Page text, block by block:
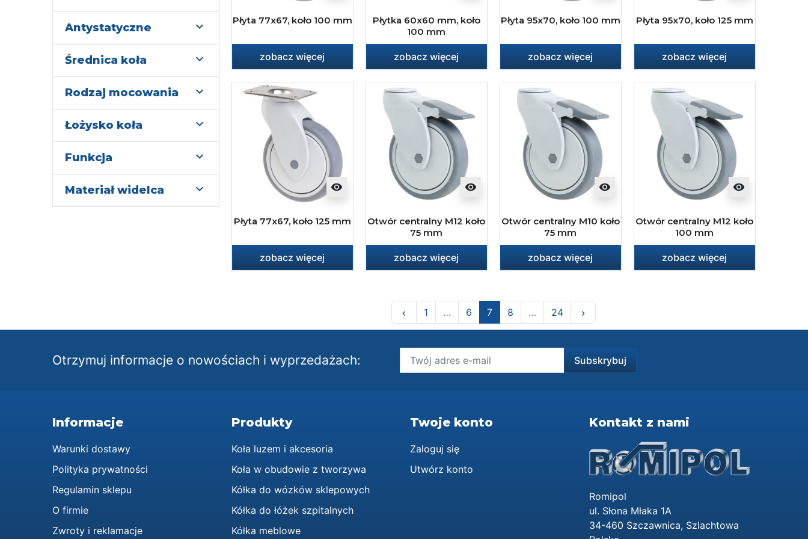
Antystatyczne 
Średnica koła 
Rodzaj mocowania 
Łożysko koła 
Funkcja 
Materiał widelca 
Płyta 77x67, koło 100 mm
zobacz więcej
Płytka 60x60 mm, koło
100 mm
zobacz więcej
Płyta 95x70, koło 100 mm
zobacz więcej
Płyta 95x70, koło 125 mm
zobacz więcej
visibility
Płyta 77x67, koło 125 mm
zobacz więcej
visibility
Otwór centralny M12 koło
75 mm
zobacz więcej
visibility
Otwór centralny M10 koło
75 mm
zobacz więcej
visibility
Otwór centralny M12 koło
100 mm
zobacz więcej
keyboard_arrow_left Poprzedni
1 … 6 7 8 … 24 keyboard_arrow_right
Otrzymuj informacje o nowościach i wyprzedażach:
Informacje
Warunki dostawy
Polityka prywatności
Regulamin sklepu
O firmie
Zwroty i reklamacje
Produkty
Koła luzem i akcesoria
Koła w obudowie z tworzywa
Kółka do wózków sklepowych
Kółka do łóżek szpitalnych
Kółka meblowe
Twoje konto
Zaloguj się
Utwórz konto
Kontakt z nami
Romipol
ul. Słona Młaka 1A
34-460 Szczawnica, Szlachtowa